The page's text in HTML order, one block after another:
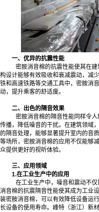
一、优异的抗震性能
密胺消音棉的抗震性能使其在
构设计能够有效吸收和衰减震动，减
铁和高速铁路等交通工具中，密胺消
动，提升乘客的舒适度。
二、出色的隔音效果
密胺消音棉的隔音性能同样令
传播，降低噪音的干扰。在建筑领域
的隔音处理，能够显著提升室内的音
等场所，密胺消音棉的应用不仅能够
众提供更好的视听体验。
三、应用领域
1.在工业生产中的应用
在工业生产中，噪音和震动不
消音棉的抗震隔音性能使其成为工业
装密胺消音棉，可以有效降低设备运
长设备的使用寿命。峰特（浙江）新